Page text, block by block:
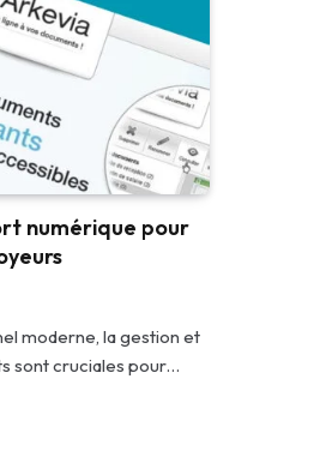
numérique pour
moderne, la gestion et
sont cruciales pour…